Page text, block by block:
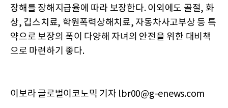
장해를 장해지급율에 따라 보장한다. 이외에도 골절, 화
상, 깁스치료, 학원폭력상해치료, 자동차사고부상 등 특
약으로 보장의 폭이 다양해 자녀의 안전을 위한 대비책
으로 마련하기 좋다.
이보라 글로벌이코노믹 기자 lbr00@g-enews.com